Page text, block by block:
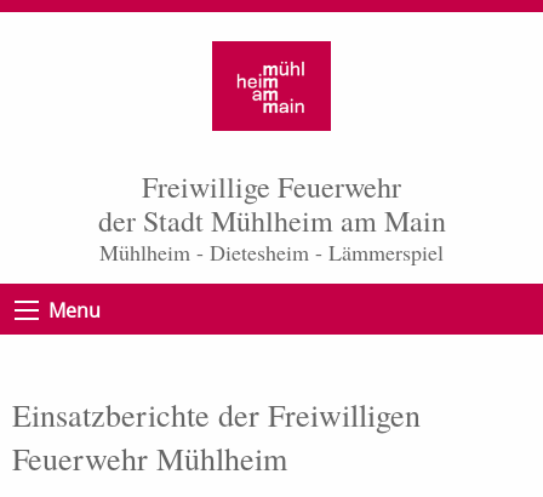
Freiwillige Feuerwehr
der Stadt Mühlheim am Main
Mühlheim - Dietesheim - Lämmerspiel
Menu
Einsatzberichte der Freiwilligen
Feuerwehr Mühlheim